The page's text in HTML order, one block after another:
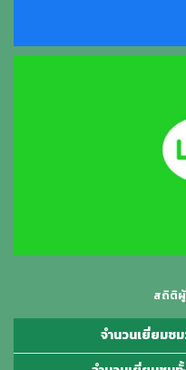
สถิติผู้
จำนวนเยี่ยมช